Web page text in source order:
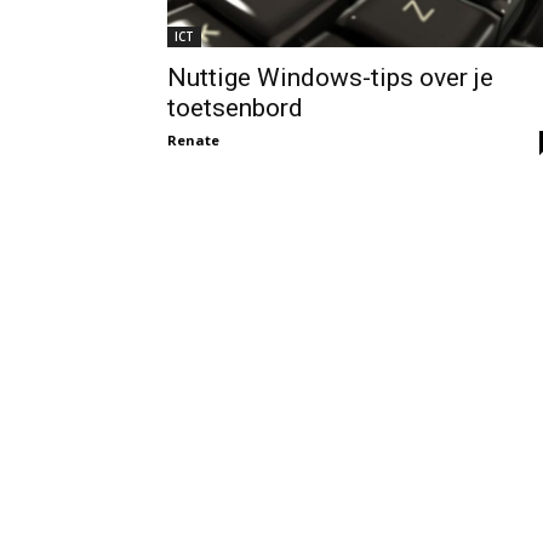
ICT
Nuttige Windows-tips over je
toetsenbord
Renate